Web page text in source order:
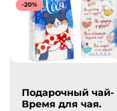
-20%
Подарочный чай-
Время для чая.